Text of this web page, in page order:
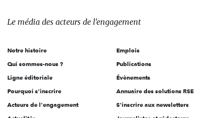
des
l'engagement
Le média des acteurs de l'engagement
Notre histoire
Qui sommes-nous ?
Ligne éditoriale
Pourquoi s'inscrire
Acteurs de l'engagement
Emplois
Publications
Évènements
Annuaire des solutions RSE
S'inscrire aux newsletters